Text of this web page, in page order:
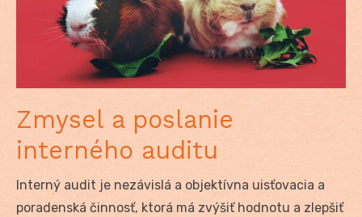
Zmysel a poslanie
interného auditu
Interný audit je nezávislá a objektívna uisťovacia a
poradenská činnosť, ktorá má zvýšiť hodnotu a zlepšiť